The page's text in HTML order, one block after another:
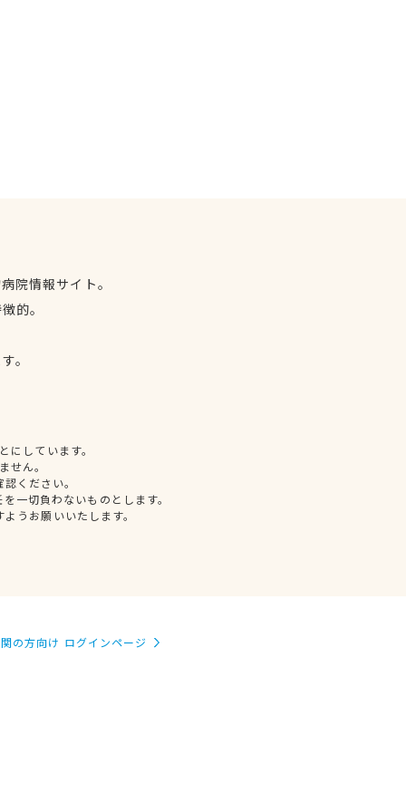
院情報サイト。
的。
。
しています。
せん。
ください。
一切負わないものとします。
うお願いいたします。
の方向け ログインページ